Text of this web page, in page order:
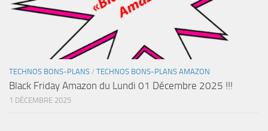
TECHNOS BONS-PLANS / TECHNOS BONS-PLANS AMAZON
Black Friday Amazon du Lundi 01 Décembre 2025 !!!
1 DÉCEMBRE 2025